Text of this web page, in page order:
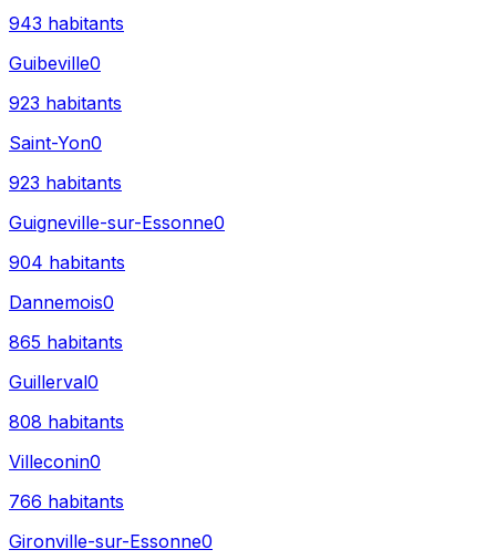
943 habitants
Guibeville0
923 habitants
Saint-Yon0
923 habitants
Guigneville-sur-Essonne0
904 habitants
Dannemois0
865 habitants
Guillerval0
808 habitants
Villeconin0
766 habitants
Gironville-sur-Essonne0